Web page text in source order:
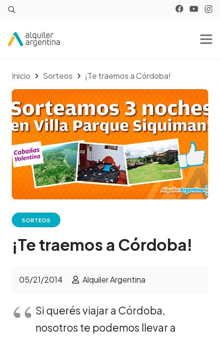
Inicio Sorteos ¡Te traemos a Córdoba!
SORTEOS
¡Te traemos a Córdoba!
05/21/2014 Alquiler Argentina
Si querés viajar a Córdoba,
nosotros te podemos llevar a